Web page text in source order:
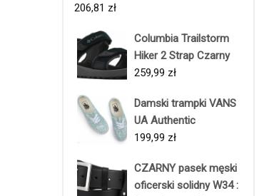
206,81 zł
Columbia Trailstorm
Hiker 2 Strap Czarny
259,99 zł
Damski trampki VANS
UA Authentic
199,99 zł
CZARNY pasek męski
oficerski solidny W34 :